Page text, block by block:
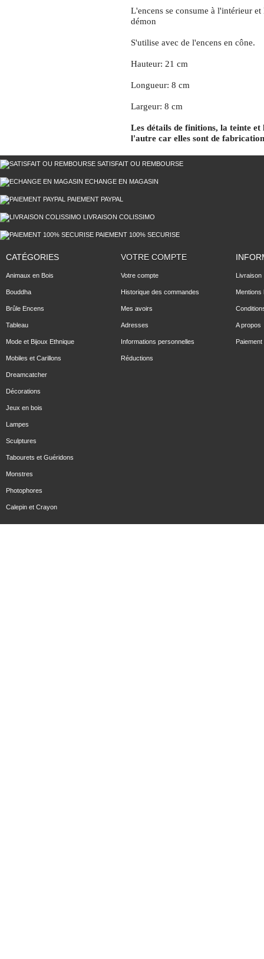
L'encens se consume à l'intérieur
démon
S'utilise avec de l'encens en cône.
Hauteur: 21 cm
Longueur: 8 cm
Largeur: 8 cm
Les détails de finitions, la teinte
l'autre car elles sont de
SATISFAIT OU REMBOURSE
ECHANGE EN MAGASIN
PAIEMENT PAYPAL
LIVRAISON COLISSIMO
PAIEMENT 100% SECURISE
CATÉGORIES
Animaux en Bois
Bouddha
Brûle Encens
Tableau
Mode et Bijoux Ethnique
Mobiles et Carillons
Dreamcatcher
Décorations
Jeux en bois
Lampes
Sculptures
Tabourets et Guéridons
Monstres
Photophores
Calepin et Crayon
VOTRE COMPTE
Votre compte
Historique des commandes
Mes avoirs
Adresses
Informations personnelles
Réductions
Livraison
Mentions
A propos